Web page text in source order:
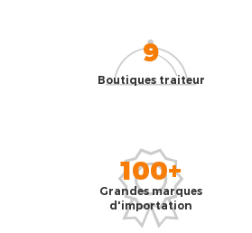
9
Boutiques traiteur
100+
Grandes marques
d'importation